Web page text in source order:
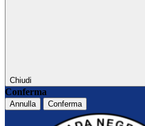
Chiudi
Conferma
Annulla Conferma